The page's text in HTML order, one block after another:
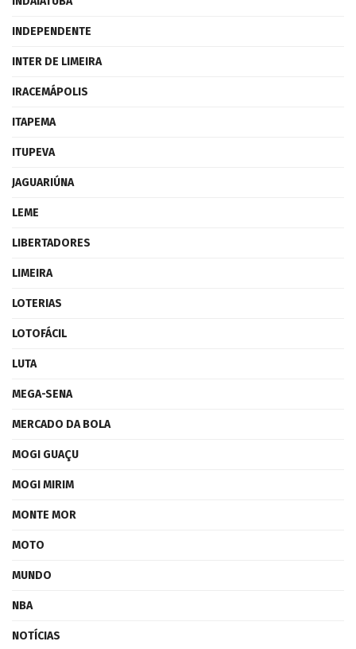
INDEPENDENTE
INTER DE LIMEIRA
IRACEMÁPOLIS
ITAPEMA
ITUPEVA
JAGUARIÚNA
LEME
LIBERTADORES
LIMEIRA
LOTERIAS
LOTOFÁCIL
LUTA
MEGA-SENA
MERCADO DA BOLA
MOGI GUAÇU
MOGI MIRIM
MONTE MOR
MOTO
MUNDO
NBA
NOTÍCIAS